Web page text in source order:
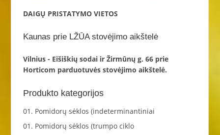
DAIGŲ PRISTATYMO VIETOS
Kaunas prie LŽŪA stovėjimo aikštelė
Vilnius - Eišiškių sodai ir Žirmūnų g. 66 prie
Horticom parduotuvės stovėjimo aikštelė.
Produkto kategorijos
01. Pomidorų sėklos (indeterminantiniai
01. Pomidorų sėklos (trumpo ciklo